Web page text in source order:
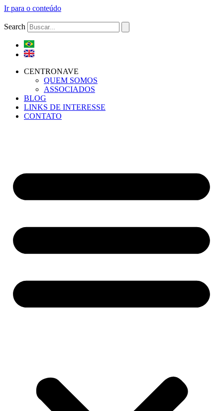
Ir para o conteúdo
Search
CENTRONAVE
QUEM SOMOS
ASSOCIADOS
BLOG
LINKS DE INTERESSE
CONTATO